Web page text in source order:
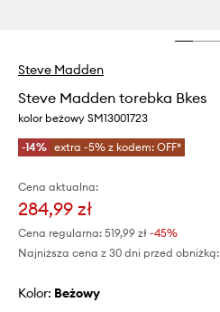
Steve Madden
Steve Madden torebka Bkes
kolor beżowy SM13001723
-14% extra -5% z kodem: OFF*
Cena aktualna:
284,99 zł
Cena regularna: 519,99 zł -45%
Najniższa cena z 30 dni przed obniżką:
Kolor: beżowy